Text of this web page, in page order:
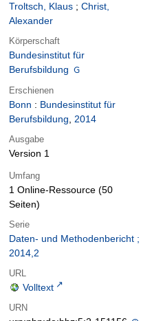
Troltsch, Klaus ; Christ,
Alexander
Körperschaft
Bundesinstitut für
Berufsbildung
Erschienen
Bonn : Bundesinstitut für
Berufsbildung, 2014
Ausgabe
Version 1
Umfang
1 Online-Ressource (50
Seiten)
Serie
Daten- und Methodenbericht ;
2014,2
URL
Volltext
URN